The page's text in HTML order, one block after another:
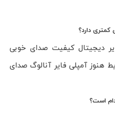
دارد؟
دیجیتال کیفیت صدای خوبی
هنوز آمپلی فایر آنالوگ صدای
است؟